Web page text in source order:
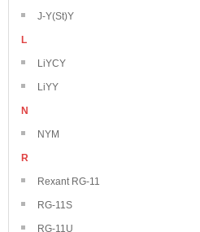
J-Y(St)Y
L
LiYCY
LiYY
N
NYM
R
Rexant RG-11
RG-11S
RG-11U